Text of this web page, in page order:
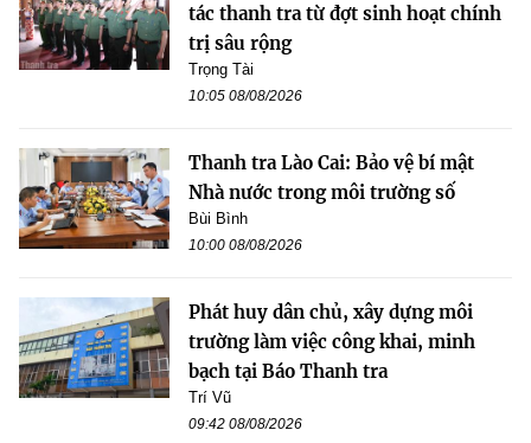
tác thanh tra từ đợt sinh hoạt chính
trị sâu rộng
Trọng Tài
10:05 08/08/2026
Thanh tra Lào Cai: Bảo vệ bí mật
Nhà nước trong môi trường số
Bùi Bình
10:00 08/08/2026
Phát huy dân chủ, xây dựng môi
trường làm việc công khai, minh
bạch tại Báo Thanh tra
Trí Vũ
09:42 08/08/2026